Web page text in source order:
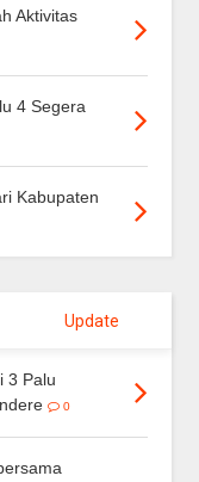
Aktivitas
4 Segera
Kabupaten
Update
3 Palu
0